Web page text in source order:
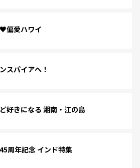
偏愛ハワイ
スパイアへ！
好きになる 湘南・江の島
周年記念 インド特集